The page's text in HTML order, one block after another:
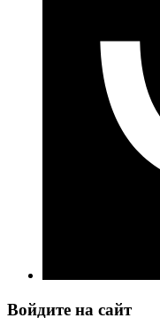
Войдите на сайт